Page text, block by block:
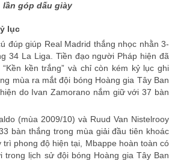
lần góp dấu giày
lục
đúp giúp Real Madrid thắng nhọc nhằn 3-
34 La Liga. Tiền đạo người Pháp hiện đã
kền trắng” và chỉ còn kém kỷ lục ghi
mùa ra mắt đội bóng Hoàng gia Tây Ban
do Ivan Zamorano nắm giữ với 37 bàn
(mùa 2009/10) và Ruud Van Nistelrooy
bàn thắng trong mùa giải đầu tiên khoác
trì phong độ hiện tại, Mbappe hoàn toàn có
trong lịch sử đội bóng Hoàng gia Tây Ban